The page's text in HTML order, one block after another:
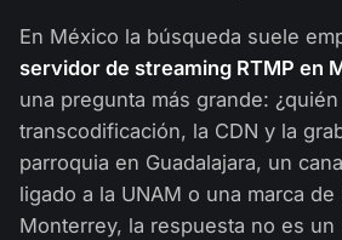
En México la búsqueda suele
servidor de streaming RTMP en
una pregunta más grande:
transcodificación, la CDN y la
parroquia en Guadalajara, un
ligado a la UNAM o una marca
Monterrey, la respuesta no es